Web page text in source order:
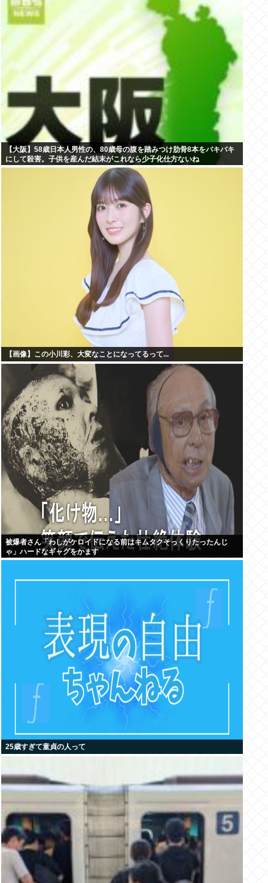
【大阪】58歳日本人男性の、80歳母の腹を踏みつけ肋骨8本をバキバキ
にして殺害。子供を産んだ結末がこれなら少子化仕方ないね
【画像】この小川彩、大変なことになってるって...
被爆者さん「わしがケロイドになる前はキムタクそっくりたったんじ
ゃ」ハードなギャグをかます
25歳すぎて童貞の人って